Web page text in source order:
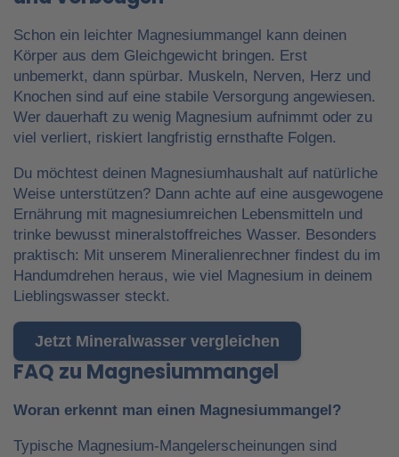
Schon ein leichter Magnesiummangel kann deinen
Körper aus dem Gleichgewicht bringen. Erst
unbemerkt, dann spürbar. Muskeln, Nerven, Herz und
Knochen sind auf eine stabile Versorgung angewiesen.
Wer dauerhaft zu wenig Magnesium aufnimmt oder zu
viel verliert, riskiert langfristig ernsthafte Folgen.
Du möchtest deinen Magnesiumhaushalt auf natürliche
Weise unterstützen? Dann achte auf eine ausgewogene
Ernährung mit magnesiumreichen Lebensmitteln und
trinke bewusst mineralstoffreiches Wasser. Besonders
praktisch: Mit unserem Mineralienrechner findest du im
Handumdrehen heraus, wie viel Magnesium in deinem
Lieblingswasser steckt.
Jetzt Mineralwasser vergleichen
FAQ zu Magnesiummangel
Woran erkennt man einen Magnesiummangel?
Typische Magnesium-Mangelerscheinungen sind